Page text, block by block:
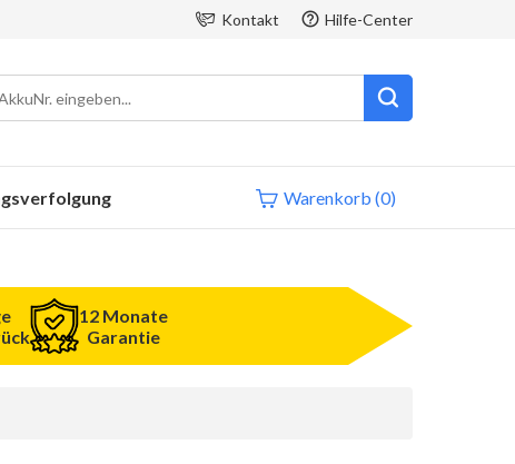
Kontakt Hilfe-Center
Warenkorb (0)
12 Monate
Garantie